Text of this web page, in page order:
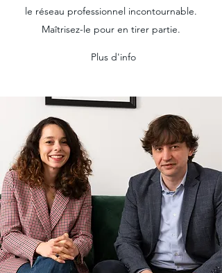
le réseau professionnel incontournable.
Maîtrisez-le pour en tirer partie.
Plus d'info